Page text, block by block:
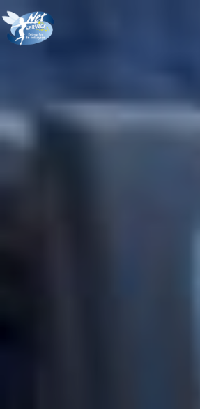
Panneau de gestion des cookies